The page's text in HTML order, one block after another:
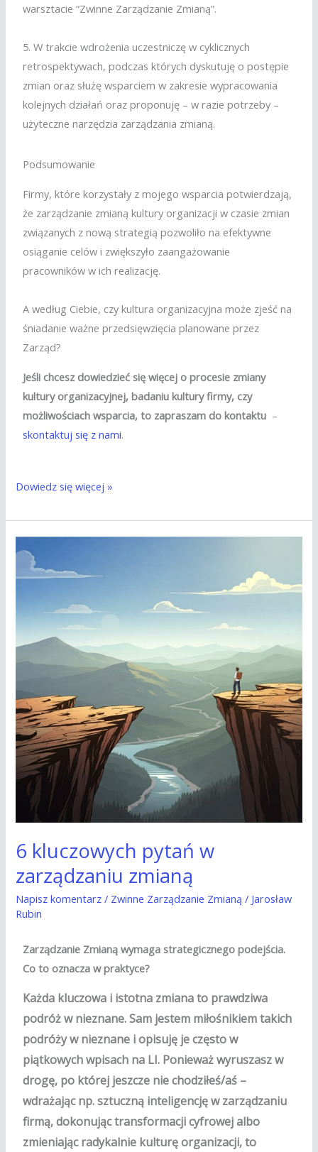
warsztacie “Zwinne Zarządzanie Zmianą”.
5. W trakcie wdrożenia uczestniczę w cyklicznych
retrospektywach, podczas których dyskutuję o postępie
zmian oraz służę wsparciem w zakresie wypracowania
kolejnych działań oraz proponuję – w razie potrzeby –
użyteczne narzędzia zarządzania zmianą.
Podsumowanie
Firmy, które korzystały z mojego wsparcia potwierdzają,
że zarządzanie zmianą kultury organizacji w czasie zmian
związanych z nową strategią pozwoliło na efektywne
osiąganie celów i zwiększyło zaangażowanie
pracowników w ich realizację.
A według Ciebie, czy kultura organizacyjna może zjeść na
śniadanie ważne przedsięwzięcia planowane przez
Zarząd?
Jeśli chcesz dowiedzieć się więcej o procesie zmiany
kultury organizacyjnej, badaniu kultury firmy, czy
możliwościach wsparcia, to zapraszam do kontaktu –
skontaktuj się z nami.
Dowiedz się więcej »
6 kluczowych pytań w
zarządzaniu zmianą
Napisz komentarz / Zwinne Zarządzanie Zmianą / Jarosław
Rubin
Zarządzanie Zmianą wymaga strategicznego podejścia.
Co to oznacza w praktyce?
Każda kluczowa i istotna zmiana to prawdziwa
podróż w nieznane. Sam jestem miłośnikiem takich
podróży w nieznane i opisuję je często w
piątkowych wpisach na LI. Ponieważ wyruszasz w
drogę, po której jeszcze nie chodziłeś/aś –
wdrażając np. sztuczną inteligencję w zarządzaniu
firmą, dokonując transformacji cyfrowej albo
zmieniając radykalnie kulturę organizacji, to
kluczowych
pytań
zarządzaniu
zmianą